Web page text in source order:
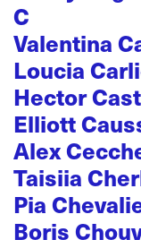
C
Valentina
Loucia
Hector
Elliott
Alex
Taisiia
Pia
Boris